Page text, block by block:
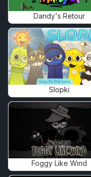
Dandy's Retour
Slopki
Foggy Like Wind